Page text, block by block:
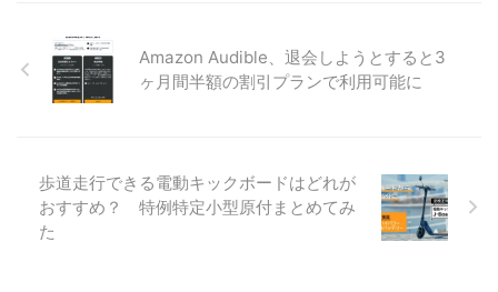
Amazon Audible、退会しようとすると3
ヶ月間半額の割引プランで利用可能に
歩道走行できる電動キックボードはどれが
おすすめ？ 特例特定小型原付まとめてみ
た